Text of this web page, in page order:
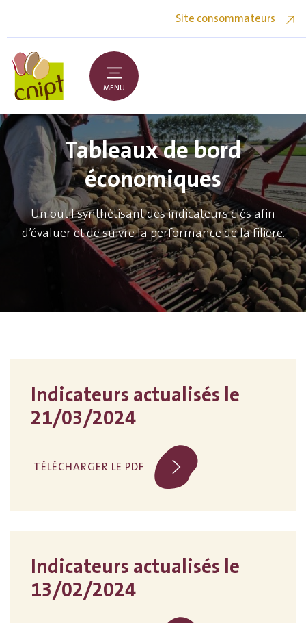
Site consommateurs
MENU
Tableaux de bord
économiques
Un outil synthétisant des indicateurs clés afin
d’évaluer et de suivre la performance de la filière.
Indicateurs actualisés le
21/03/2024
TÉLÉCHARGER LE PDF
Indicateurs actualisés le
13/02/2024